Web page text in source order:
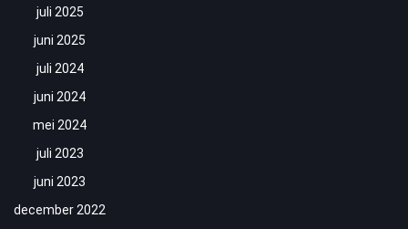
juli 2025
juni 2025
juli 2024
juni 2024
mei 2024
juli 2023
juni 2023
december 2022